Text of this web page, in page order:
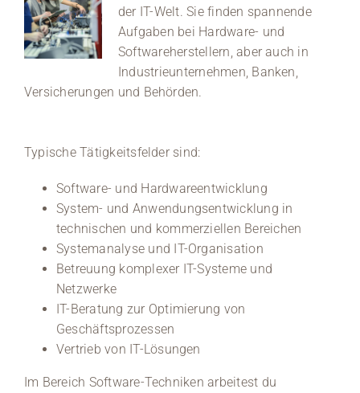
der IT-Welt. Sie finden spannende
Aufgaben bei Hardware- und
Softwareherstellern, aber auch in
Industrieunternehmen, Banken,
Versicherungen und Behörden.
Typische Tätigkeitsfelder sind:
Software- und Hardwareentwicklung
System- und Anwendungsentwicklung in
technischen und kommerziellen Bereichen
Systemanalyse und IT-Organisation
Betreuung komplexer IT-Systeme und
Netzwerke
IT-Beratung zur Optimierung von
Geschäftsprozessen
Vertrieb von IT-Lösungen
Im Bereich Software-Techniken arbeitest du